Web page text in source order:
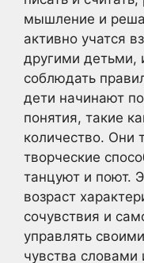
мышление и
активно учатся
другими детьми,
соблюдать
дети начинают
понятия, такие
количество. Они
творческие
танцуют и поют.
возраст
сочувствия и
управлять
чувства словами